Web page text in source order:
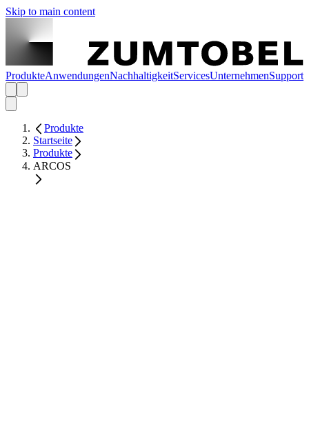
Skip to main content
ProdukteAnwendungenNachhaltigkeitServicesUnternehmenSupport
Produkte
Startseite
Produkte
ARCOS